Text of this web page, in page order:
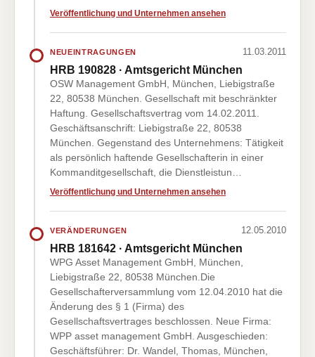
Veröffentlichung und Unternehmen ansehen
NEUEINTRAGUNGEN 11.03.2011
HRB 190828 · Amtsgericht München
OSW Management GmbH, München, Liebigstraße
22, 80538 München. Gesellschaft mit beschränkter
Haftung. Gesellschaftsvertrag vom 14.02.2011.
Geschäftsanschrift: Liebigstraße 22, 80538
München. Gegenstand des Unternehmens: Tätigkeit
als persönlich haftende Gesellschafterin in einer
Kommanditgesellschaft, die Dienstleistun…
Veröffentlichung und Unternehmen ansehen
VERÄNDERUNGEN 12.05.2010
HRB 181642 · Amtsgericht München
WPG Asset Management GmbH, München,
Liebigstraße 22, 80538 München.Die
Gesellschafterversammlung vom 12.04.2010 hat die
Änderung des § 1 (Firma) des
Gesellschaftsvertrages beschlossen. Neue Firma:
WPP asset management GmbH. Ausgeschieden:
Geschäftsführer: Dr. Wandel, Thomas, München,